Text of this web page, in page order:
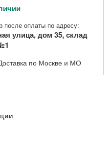
после оплаты по адресу:
улица, дом 35, склад
по Москве и МО